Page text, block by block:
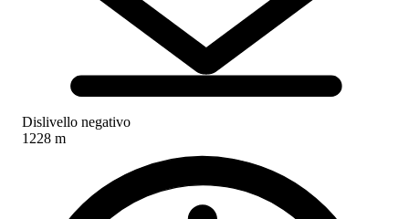
Dislivello negativo
1228 m